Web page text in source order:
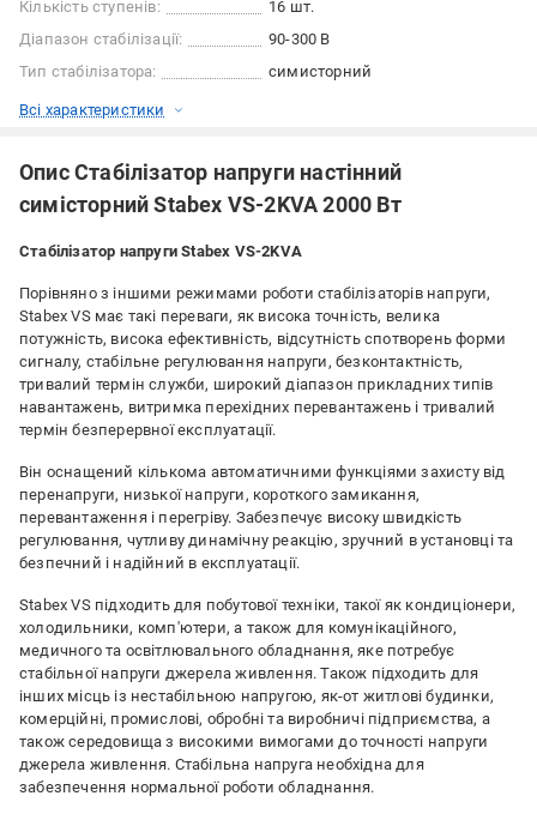
Кількість ступенів:
16 шт.
Діапазон стабілізації:
90-300 В
Тип стабілізатора:
симисторний
Всі характеристики
Опис Стабілізатор напруги настінний
симісторний Stabex VS-2KVA 2000 Вт
Стабілізатор напруги Stabex VS-2KVA
Порівняно з іншими режимами роботи стабілізаторів напруги,
Stabex VS має такі переваги, як висока точність, велика
потужність, висока ефективність, відсутність спотворень форми
сигналу, стабільне регулювання напруги, безконтактність,
тривалий термін служби, широкий діапазон прикладних типів
навантажень, витримка перехідних перевантажень і тривалий
термін безперервної експлуатації.
Він оснащений кількома автоматичними функціями захисту від
перенапруги, низької напруги, короткого замикання,
перевантаження і перегріву. Забезпечує високу швидкість
регулювання, чутливу динамічну реакцію, зручний в установці та
безпечний і надійний в експлуатації.
Stabex VS підходить для побутової техніки, такої як кондиціонери,
холодильники, комп'ютери, а також для комунікаційного,
медичного та освітлювального обладнання, яке потребує
стабільної напруги джерела живлення. Також підходить для
інших місць із нестабільною напругою, як-от житлові будинки,
комерційні, промислові, обробні та виробничі підприємства, а
також середовища з високими вимогами до точності напруги
джерела живлення. Стабільна напруга необхідна для
забезпечення нормальної роботи обладнання.